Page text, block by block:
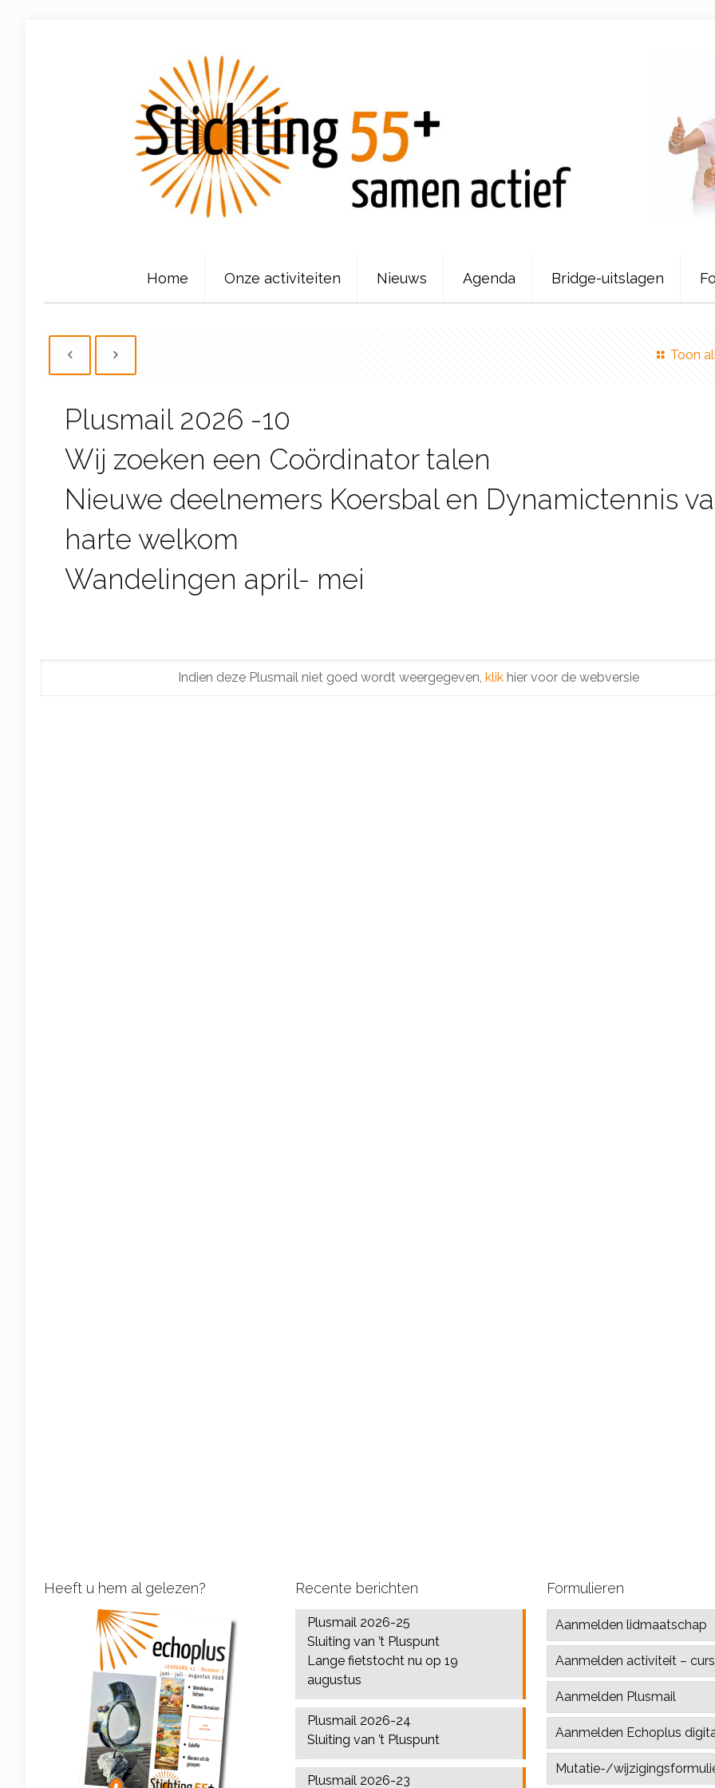
Home Onze activiteiten Nieuws Agenda Bridge-uitslagen
Toon
Plusmail 2026 -10
Wij zoeken een Coördinator talen
Nieuwe deelnemers Koersbal en Dynamictennis
harte welkom
Wandelingen april- mei
Indien deze Plusmail niet goed wordt weergegeven, klikhier voor de webversie
Heeft u hem al gelezen? Recente berichten
Plusmail 2026-25
Sluiting van ’t Pluspunt
Lange fietstocht nu op 19
augustus
Plusmail 2026-24
Sluiting van ’t Pluspunt
Plusmail 2026-23
Formulieren
Aanmelden lidmaatschap
Aanmelden activiteit –
Aanmelden Plusmail
Aanmelden Echoplus
Mutatie-/